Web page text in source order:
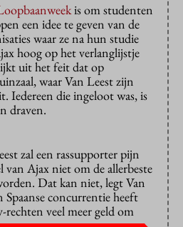
is om studenten
een idee te geven van de
waar ze na hun studie
hoog op het verlanglijstje
uit het feit dat op
waar Van Leest zijn
Iedereen die ingeloot was, is
draven.
zal een rassupporter pijn
Ajax niet om de allerbeste
Dat kan niet, legt Van
Spaanse concurrentie heeft
veel meer geld om